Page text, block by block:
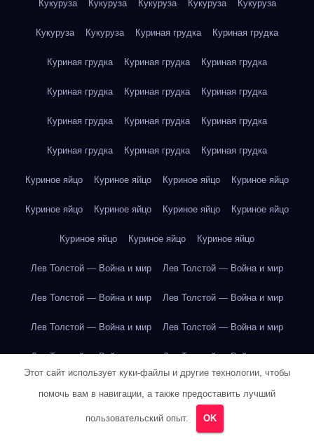
Кукуруза Кукуруза Кукуруза Кукуруза Кукуруза
Кукуруза Кукуруза Куриная грудка Куриная грудка
Куриная грудка Куриная грудка Куриная грудка
Куриная грудка Куриная грудка Куриная грудка
Куриная грудка Куриная грудка Куриная грудка
Куриная грудка Куриная грудка Куриная грудка
Куриное яйцо Куриное яйцо Куриное яйцо Куриное яйцо
Куриное яйцо Куриное яйцо Куриное яйцо Куриное яйцо
Куриное яйцо Куриное яйцо Куриное яйцо
Лев Толстой — Война и мир Лев Толстой — Война и мир
Лев Толстой — Война и мир Лев Толстой — Война и мир
Лев Толстой — Война и мир Лев Толстой — Война и мир
Лев Толстой — Война и мир Лев Толстой — Война и мир
Лев Толстой — Война и мир Лев Толстой — Война и мир
Этот сайт использует куки-файлы и другие технологии, чтобы
помочь вам в навигации, а также предоставить лучший
пользовательский опыт. OK